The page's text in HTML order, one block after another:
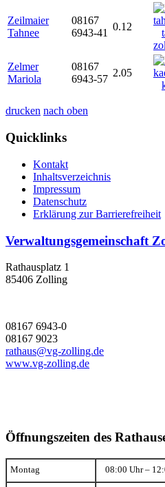
Zeilmaier
Tahnee
08167
6943-41
0.12
Zelmer
Mariola
08167
6943-57
2.05
drucken nach oben
Quicklinks
Kontakt
Inhaltsverzeichnis
Impressum
Datenschutz
Erklärung zur Barrierefreiheit
Verwaltungsgemeinschaft
Rathausplatz 1
85406 Zolling
08167 6943-0
08167 9023
rathaus@vg-zolling.de
www.vg-zolling.de
Öffnungszeiten des
Montag 08:00 Uhr –